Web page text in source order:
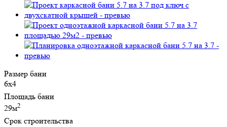
Размер бани
6х4
Площадь бани
29м2
Срок строительства